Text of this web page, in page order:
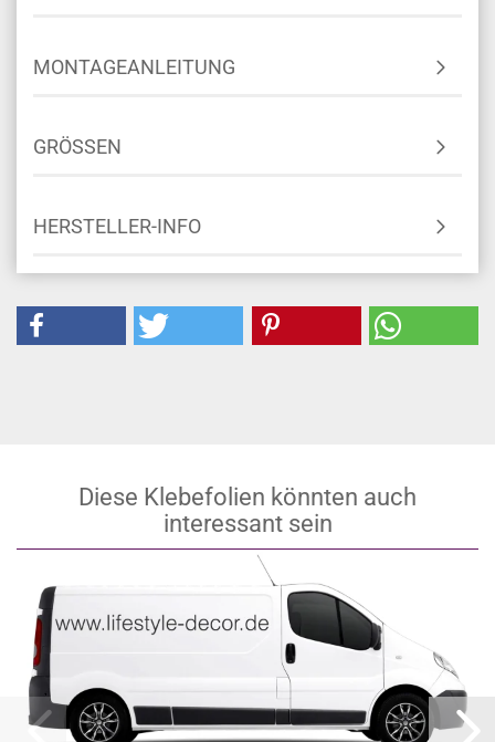
MONTAGEANLEITUNG
GRÖSSEN
HERSTELLER-INFO
Diese Klebefolien könnten auch
interessant sein